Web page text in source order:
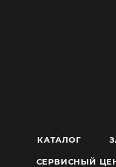
КАТАЛОГ
СЕРВИСНЫЙ